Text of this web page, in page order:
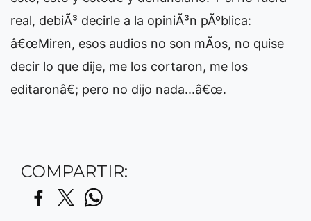
real, debiÃ³ decirle a la opiniÃ³n pÃºblica:
â€œMiren, esos audios no son mÃ­os, no quise
decir lo que dije, me los cortaron, me los
editaronâ€; pero no dijo nada...â€œ.
COMPARTIR: